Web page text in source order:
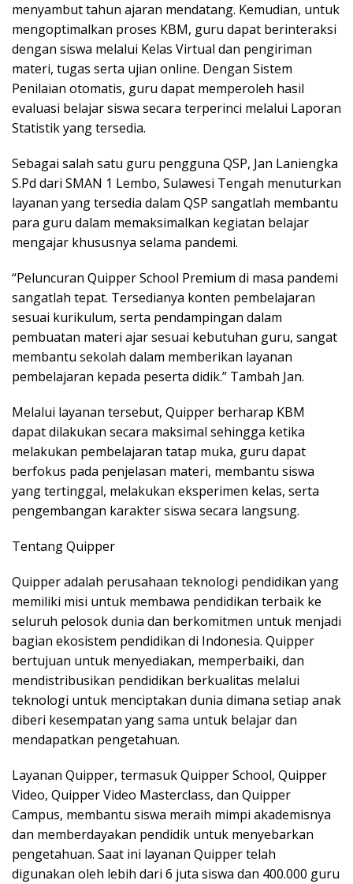
menyambut tahun ajaran mendatang. Kemudian, untuk
mengoptimalkan proses KBM, guru dapat berinteraksi
dengan siswa melalui Kelas Virtual dan pengiriman
materi, tugas serta ujian online. Dengan Sistem
Penilaian otomatis, guru dapat memperoleh hasil
evaluasi belajar siswa secara terperinci melalui Laporan
Statistik yang tersedia.
Sebagai salah satu guru pengguna QSP, Jan Laniengka
S.Pd dari SMAN 1 Lembo, Sulawesi Tengah menuturkan
layanan yang tersedia dalam QSP sangatlah membantu
para guru dalam memaksimalkan kegiatan belajar
mengajar khususnya selama pandemi.
“Peluncuran Quipper School Premium di masa pandemi
sangatlah tepat. Tersedianya konten pembelajaran
sesuai kurikulum, serta pendampingan dalam
pembuatan materi ajar sesuai kebutuhan guru, sangat
membantu sekolah dalam memberikan layanan
pembelajaran kepada peserta didik.” Tambah Jan.
Melalui layanan tersebut, Quipper berharap KBM
dapat dilakukan secara maksimal sehingga ketika
melakukan pembelajaran tatap muka, guru dapat
berfokus pada penjelasan materi, membantu siswa
yang tertinggal, melakukan eksperimen kelas, serta
pengembangan karakter siswa secara langsung.
Tentang Quipper
Quipper adalah perusahaan teknologi pendidikan yang
memiliki misi untuk membawa pendidikan terbaik ke
seluruh pelosok dunia dan berkomitmen untuk menjadi
bagian ekosistem pendidikan di Indonesia. Quipper
bertujuan untuk menyediakan, memperbaiki, dan
mendistribusikan pendidikan berkualitas melalui
teknologi untuk menciptakan dunia dimana setiap anak
diberi kesempatan yang sama untuk belajar dan
mendapatkan pengetahuan.
Layanan Quipper, termasuk Quipper School, Quipper
Video, Quipper Video Masterclass, dan Quipper
Campus, membantu siswa meraih mimpi akademisnya
dan memberdayakan pendidik untuk menyebarkan
pengetahuan. Saat ini layanan Quipper telah
digunakan oleh lebih dari 6 juta siswa dan 400.000 guru